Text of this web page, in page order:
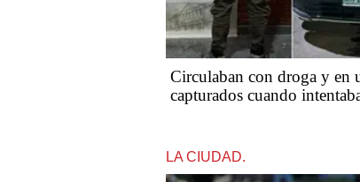
Circulaban con droga y en
capturados cuando
LA CIUDAD.